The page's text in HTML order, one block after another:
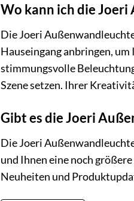
Wo kann ich die
Die Joeri
Hauseingang anbringen,
stimmungsvolle
Szene setzen. Ihrer
Gibt es die Joeri
Die Joeri
und Ihnen eine noch
Neuheiten und